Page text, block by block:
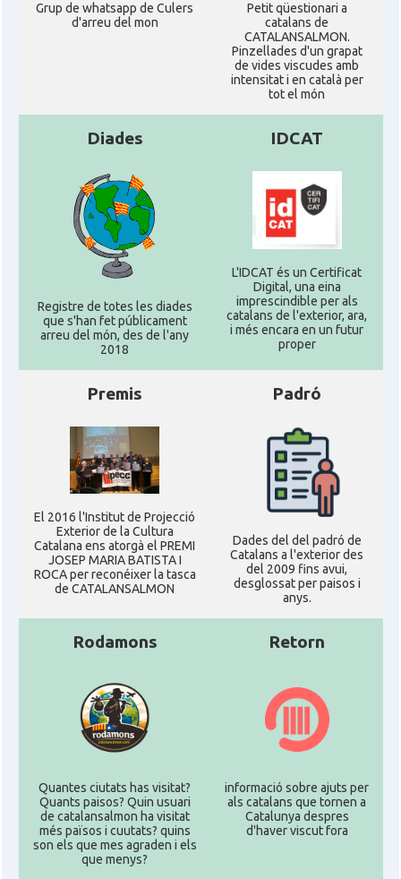
Grup de whatsapp de Culers
d'arreu del mon
Petit qüestionari a
catalans de
CATALANSALMON.
Pinzellades d'un grapat
de vides viscudes amb
intensitat i en català per
tot el món
Diades
Registre de totes les diades
que s'han fet públicament
arreu del món, des de l'any
2018
IDCAT
L'IDCAT és un Certificat
Digital, una eina
imprescindible per als
catalans de l'exterior, ara,
i més encara en un futur
proper
Premis
El 2016 l'Institut de Projecció
Exterior de la Cultura
Catalana ens atorgà el PREMI
JOSEP MARIA BATISTA I
ROCA per reconéixer la tasca
de CATALANSALMON
Padró
Dades del del padró de
Catalans a l'exterior des
del 2009 fins avui,
desglossat per paisos i
anys.
Rodamons
Quantes ciutats has visitat?
Quants paisos? Quin usuari
de catalansalmon ha visitat
més països i cuutats? quins
son els que mes agraden i els
que menys?
Retorn
informació sobre ajuts per
als catalans que tornen a
Catalunya despres
d'haver viscut fora